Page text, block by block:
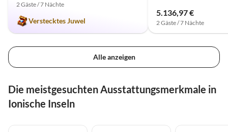
2 Gäste / 7 Nächte
Verstecktes Juwel
5.136,97 €
2 Gäste / 7 Nächte
Alle anzeigen
Die meistgesuchten Ausstattungsmerkmale in
Ionische Inseln